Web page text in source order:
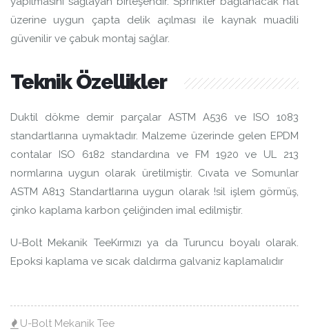
üzerine uygun çapta delik açılması ile kaynak muadili
güvenilir ve çabuk montaj sağlar.
Teknik Özellikler
Duktil dökme demir parçalar ASTM A536 ve ISO 1083
standartlarına uymaktadır. Malzeme üzerinde gelen EPDM
contalar ISO 6182 standardına ve FM 1920 ve UL 213
normlarına uygun olarak üretilmiştir. Cıvata ve Somunlar
ASTM A813 Standartlarına uygun olarak !sil işlem görmüş,
çinko kaplama karbon çeliğinden imal edilmiştir.
U-Bolt Mekanik TeeKırmızı ya da Turuncu boyalı olarak.
Epoksi kaplama ve sıcak daldırma galvaniz kaplamalıdır
U-Bolt Mekanik Tee